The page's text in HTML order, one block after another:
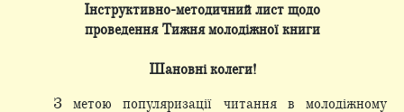
Інструктивно-методичний лист щодо
проведення Тижня молодіжної книги
Шановні колеги!
З метою популяризації читання в молодіжному